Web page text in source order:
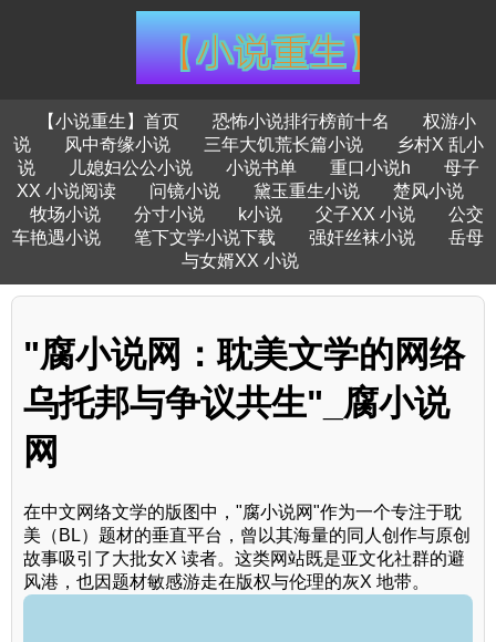
【小说重生】首页 恐怖小说排行榜前十名
权游小
说
风中奇缘小说 三年大饥荒长篇小说
乡村X 乱小
说
儿媳妇公公小说 小说书单 重口小说h
母子
XX 小说阅读
问镜小说 黛玉重生小说
楚风小说
牧场小说
分寸小说 k小说 父子XX 小说
公交
车艳遇小说
笔下文学小说下载 强奸丝袜小说
岳母
与女婿XX 小说
"腐小说网：耽美文学的网络
乌托邦与争议共生"_腐小说
网
在中文网络文学的版图中，"腐小说网"作为一个专注于耽
美（BL）题材的垂直平台，曾以其海量的同人创作与原创
故事吸引了大批女X 读者。这类网站既是亚文化社群的避
风港，也因题材敏感游走在版权与伦理的灰X 地带。